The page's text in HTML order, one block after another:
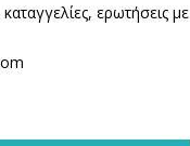
ερωτήσεις με